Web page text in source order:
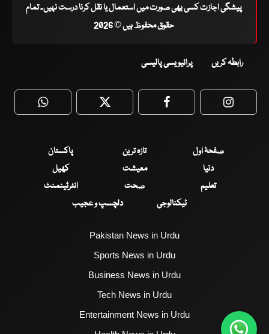
پیشگی اجازت کسی بھی صورت میں استعمال یا نقل کرنا درست نہیں۔ تمام
حقوق محفوظ ہیں © 2026
رابطہ کریں پرائیویسی پالیسی
WhatsApp Twitter Facebook
صفحۂ اول تازہ ترین
پاکستان
دنیا
معیشت
کھیل
تعلیم
صحت
انٹرٹینمنٹ
ٹیکنالوجی
دلچسپ و عجیب
Pakistan News in Urdu
Sports News in Urdu
Business News in Urdu
Tech News in Urdu
Entertainment News in Urdu